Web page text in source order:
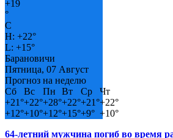
+19
°
C
H: +22°
L: +15°
Барановичи
Пятница, 07 Август
Прогноз на неделю
Сб
Вс Пн Вт Ср
Чт
+21°+22°+28°+22°+21°+22°
+12°+10°+12°+15°+9° +10°
64-летний мужчина погиб во время